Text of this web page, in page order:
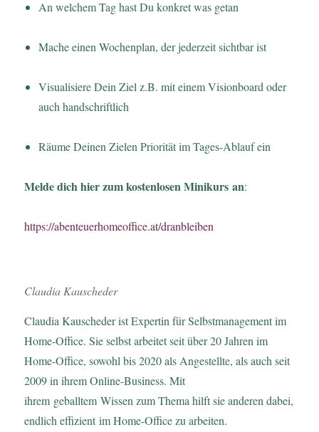
An welchem Tag hast Du konkret was getan
Mache einen Wochenplan, der jederzeit sichtbar ist
Visualisiere Dein Ziel z.B. mit einem Visionboard oder
auch handschriftlich
Räume Deinen Zielen Priorität im Tages-Ablauf ein
Melde dich hier zum kostenlosen Minikurs an:
https://abenteuerhomeoffice.at/dranbleiben
Claudia Kauscheder
Claudia Kauscheder ist Expertin für Selbstmanagement im
Home-Office. Sie selbst arbeitet seit über 20 Jahren im
Home-Office, sowohl bis 2020 als Angestellte, als auch seit
2009 in ihrem Online-Business. Mit
ihrem geballtem Wissen zum Thema hilft sie anderen dabei,
endlich effizient im Home-Office zu arbeiten.